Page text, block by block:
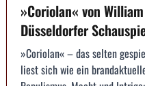
»Coriolan« von
Düsseldorfer
»Coriolan« – das selten
liest sich wie ein